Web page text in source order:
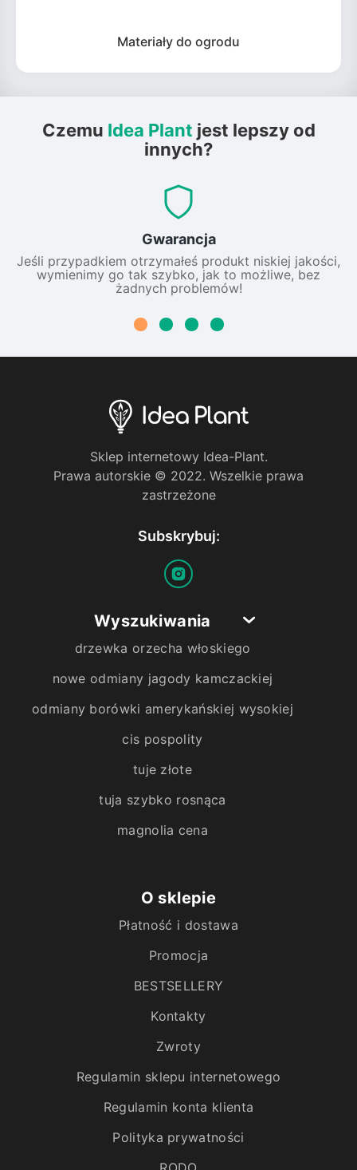
Materiały do ogrodu
Czemu Idea Plant jest lepszy od
innych?
Gwarancja
Jeśli przypadkiem otrzymałeś produkt niskiej jakości,
wymienimy go tak szybko, jak to możliwe, bez
żadnych problemów!
Sklep internetowy Idea-Plant.
Prawa autorskie © 2022. Wszelkie prawa
zastrzeżone
Subskrybuj:
Wyszukiwania
drzewka orzecha włoskiego
nowe odmiany jagody kamczackiej
odmiany borówki amerykańskiej wysokiej
cis pospolity
tuje złote
tuja szybko rosnąca
magnolia cena
O sklepie
Płatność i dostawa
Promocja
BESTSELLERY
Kontakty
Zwroty
Regulamin sklepu internetowego
Regulamin konta klienta
Polityka prywatności